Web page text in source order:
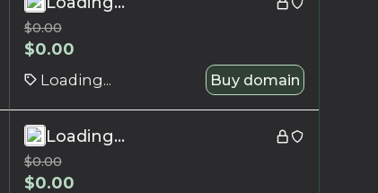
$0.00
$0.00
Loading... Buy domain
Loading...
$0.00
$0.00